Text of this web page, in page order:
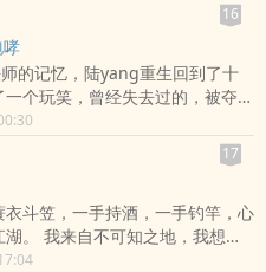
16
的记忆，陆yang重生回到了十
个玩笑，曾经失去过的，被夺走
。游戏中的赚钱技巧、副本攻
chu、图纸秘方、战斗技巧他全
生玩家如何带着兄弟们横扫万
段火神的传奇！
17
斗笠，一手持酒，一手钓竿，心
我想看
。